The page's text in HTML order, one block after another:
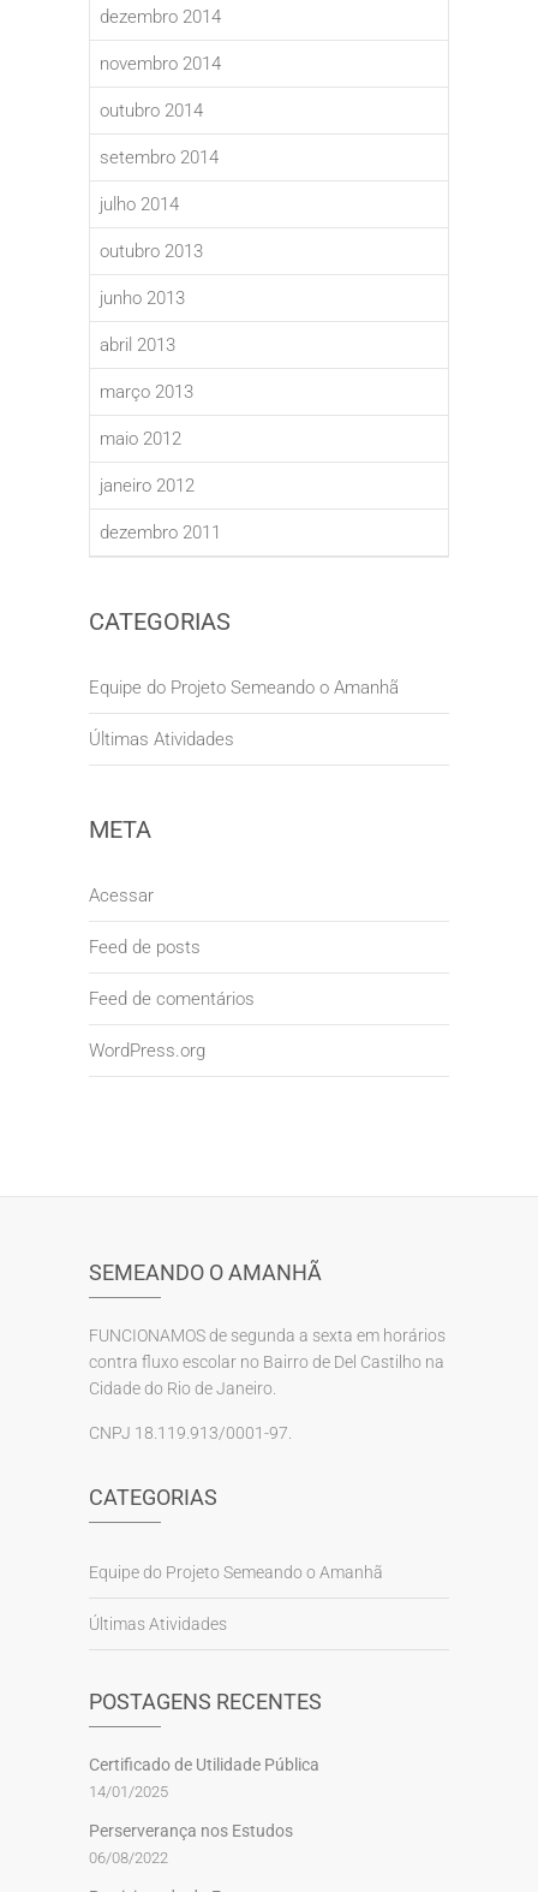
dezembro 2014
novembro 2014
outubro 2014
setembro 2014
julho 2014
outubro 2013
junho 2013
abril 2013
março 2013
maio 2012
janeiro 2012
dezembro 2011
CATEGORIAS
Equipe do Projeto Semeando o Amanhã
Últimas Atividades
META
Acessar
Feed de posts
Feed de comentários
WordPress.org
SEMEANDO O AMANHÃ
FUNCIONAMOS de segunda a sexta em horários
contra fluxo escolar no Bairro de Del Castilho na
Cidade do Rio de Janeiro.
CNPJ 18.119.913/0001-97.
CATEGORIAS
Equipe do Projeto Semeando o Amanhã
Últimas Atividades
POSTAGENS RECENTES
Certificado de Utilidade Pública
14/01/2025
Perserverança nos Estudos
06/08/2022